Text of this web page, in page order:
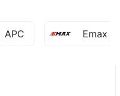
APC Emax